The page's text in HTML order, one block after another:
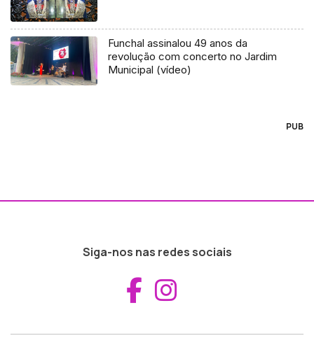
Funchal assinalou 49 anos da
revolução com concerto no Jardim
Municipal (vídeo)
PUB
Siga-nos nas redes sociais
Aceder ao